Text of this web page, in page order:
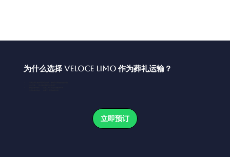
为什么选择 Veloce Limo 作为葬礼运输？
立即预订